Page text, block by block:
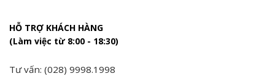
HỖ TRỢ KHÁCH HÀNG
(Làm việc từ 8:00 - 18:30)
Tư vấn: (028) 9998.1998